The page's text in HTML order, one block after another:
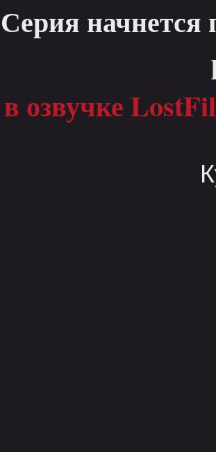
начнется
озвучке